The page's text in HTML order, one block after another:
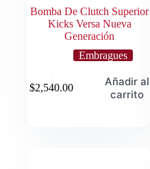
Bomba De Clutch Superior
Kicks Versa Nueva
Generación
Embragues
$2,540.00
Añadir al
carrito